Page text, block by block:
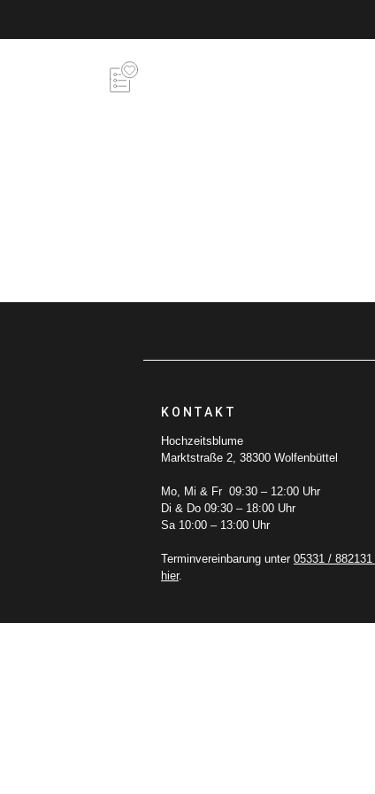
KONTAKT
Hochzeitsblume
Marktstraße 2, 38300 Wolfenbüttel
Mo, Mi & Fr 09:30 – 12:00 Uhr
Di & Do 09:30 – 18:00 Uhr
Sa 10:00 – 13:00 Uhr
Terminvereinbarung unter 05331 / 882131
hier.